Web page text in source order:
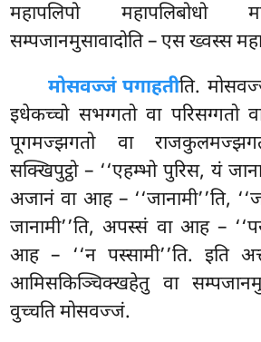
महापलिपो महापलिबोधो
सम्पजानमुसावादोति – एस ख्वस्स
मोसवज्जं पगाहतीति.
इधेकच्चो सभग्गतो वा परिसग्गतो
पूगमज्झगतो वा
सक्खिपुट्ठो – ‘‘एहम्भो पुरिस, यं
अजानं वा आह – ‘‘जानामी’’ति,
जानामी’’ति, अपस्सं वा आह –
आह – ‘‘न पस्सामी’’ति. इति
आमिसकिञ्चिक्खहेतु वा
वुच्चति मोसवज्जं.